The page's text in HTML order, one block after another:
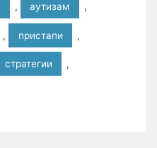
, аутизам ,
, пристапи ,
стратегии ,